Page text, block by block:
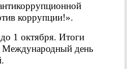
коррупции!».
1 октября. Итоги
Международный день